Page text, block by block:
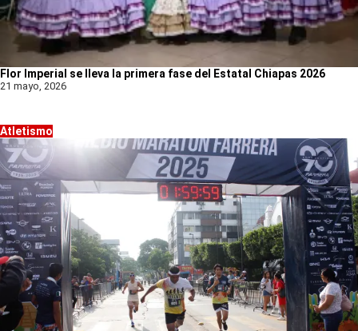
Flor Imperial se lleva la primera fase del Estatal Chiapas 2026
21 mayo, 2026
Atletismo